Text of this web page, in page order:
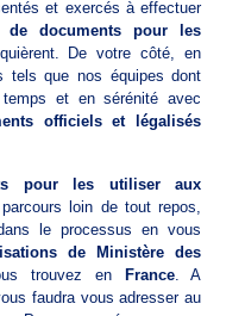
et exercés à effectuer
de documents pour les
De votre côté, en
tels que nos équipes dont
et en sérénité avec
officiels et légalisés
pour les utiliser aux
loin de tout repos,
le processus en vous
de Ministère des
trouvez en France. A
faudra vous adresser au